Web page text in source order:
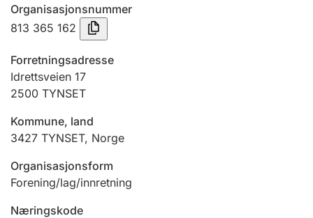
Tinglysing
Jeger
Betaling og jegeravgiftskort
Ektepaktrettleiaren
Andre tema
Organisasjonsnummer
813 365 162
Forretningsadresse
Idrettsveien 17
2500 TYNSET
Kommune, land
3427 TYNSET, Norge
Organisasjonsform
Forening/lag/innretning
Næringskode